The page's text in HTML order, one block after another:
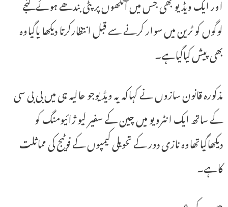
لوگوں کو ٹرین میں سوار کرنے سے قبل انتظارکرتا دیکھا یاگیاوہ
بھی پیش کیاگیاہے۔
مذکورہ قانون سازوں نے کہاکہ یہ ویڈیوجو حالیہ ہی میں بی بی سی
کے ساتھ ایک انٹرویو میں چین کے سفیر لیو ژائیومنگ کو
دیکھاگیاتھاوہ نازی دور کے تحویلی کیمپوں کے فوٹیج کی مماثلت
کاہے۔